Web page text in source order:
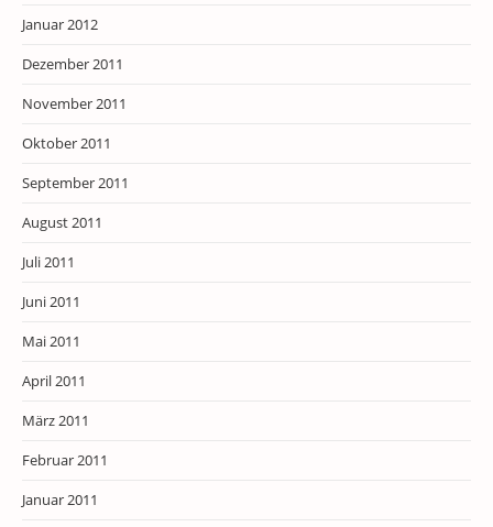
Januar 2012
Dezember 2011
November 2011
Oktober 2011
September 2011
August 2011
Juli 2011
Juni 2011
Mai 2011
April 2011
März 2011
Februar 2011
Januar 2011